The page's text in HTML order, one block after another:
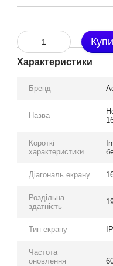
Характеристики
Бренд
Назва
Короткі
характеристики
Діагональ екрану
Роздільна
здатність
Тип екрану
Частота
оновлення